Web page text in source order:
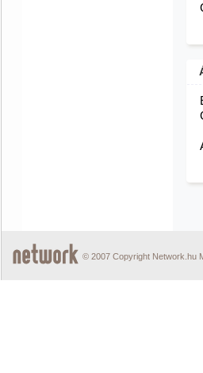
© 2007 Copyright Network.hu